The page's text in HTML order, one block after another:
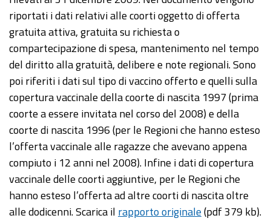
riportati i dati relativi alle coorti oggetto di offerta
gratuita attiva, gratuita su richiesta o
compartecipazione di spesa, mantenimento nel tempo
del diritto alla gratuità, delibere e note regionali. Sono
poi riferiti i dati sul tipo di vaccino offerto e quelli sulla
copertura vaccinale della coorte di nascita 1997 (prima
coorte a essere invitata nel corso del 2008) e della
coorte di nascita 1996 (per le Regioni che hanno esteso
l’offerta vaccinale alle ragazze che avevano appena
compiuto i 12 anni nel 2008). Infine i dati di copertura
vaccinale delle coorti aggiuntive, per le Regioni che
hanno esteso l’offerta ad altre coorti di nascita oltre
alle dodicenni. Scarica il rapporto originale(pdf 379 kb).